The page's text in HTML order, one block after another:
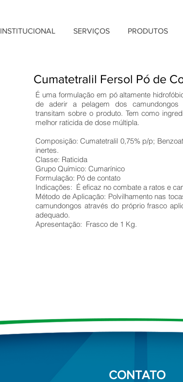
INSTITUCIONAL SERVIÇOS PRODUTOS
É uma formulação em pó altamente
de aderir a pelagem dos
transitam sobre o produto. Tem como
melhor raticida de dose múltipla.
Composição: Cumatetralil 0,75% p/p;
inertes.
Classe: Raticida
Grupo Químico: Cumarínico
Formulação: Pó de contato
Indicações: É eficaz no combate a ratos e
Método de Aplicação: Polvilhamento nas
camundongos através do próprio frasco
adequado.
Apresentação: Frasco de 1 Kg.
Cumatetralil Fersol Pó de
CONTATO